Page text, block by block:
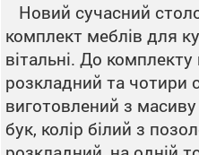
Новий сучасний
комплект меблів для
вітальні. До комплекту
розкладний та чотири
виготовлений з
бук, колір білий з